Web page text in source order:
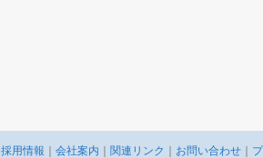
採用情報 会社案内 関連リンク お問い合わせ